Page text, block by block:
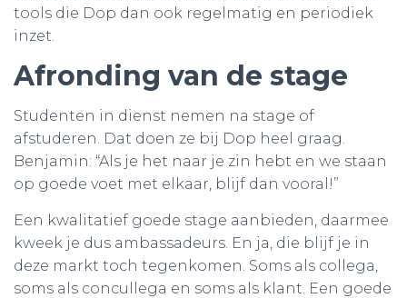
tools die Dop dan ook regelmatig en periodiek
inzet.
Afronding van de stage
Studenten in dienst nemen na stage of
afstuderen. Dat doen ze bij Dop heel graag.
Benjamin: “Als je het naar je zin hebt en we staan
op goede voet met elkaar, blijf dan vooral!”
Een kwalitatief goede stage aanbieden, daarmee
kweek je dus ambassadeurs. En ja, die blijf je in
deze markt toch tegenkomen. Soms als collega,
soms als concullega en soms als klant. Een goede